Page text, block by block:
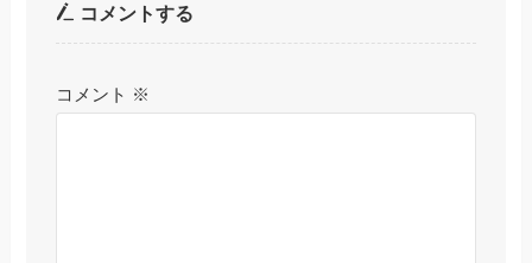
コメントする
コメント ※